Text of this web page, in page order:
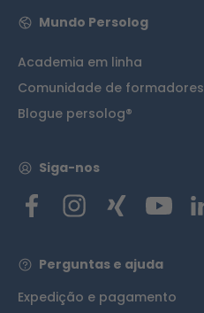
Mundo Persolog
Academia em linha
Comunidade de formadores
Blogue persolog®
Siga-nos
Perguntas e ajuda
Expedição e pagamento